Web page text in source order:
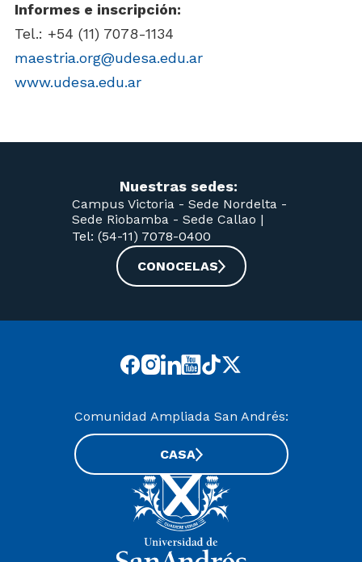
Informes e inscripción:
Tel.: +54 (11) 7078-1134
maestria.org@udesa.edu.ar
www.udesa.edu.ar
Nuestras sedes:
Campus Victoria - Sede Nordelta -
Sede Riobamba - Sede Callao |
Tel: (54-11) 7078-0400
CONOCELAS
Comunidad Ampliada San Andrés:
CASA